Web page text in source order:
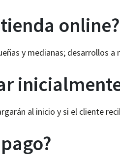
online?
y medianas; desarrollos a
al inicio y si el cliente